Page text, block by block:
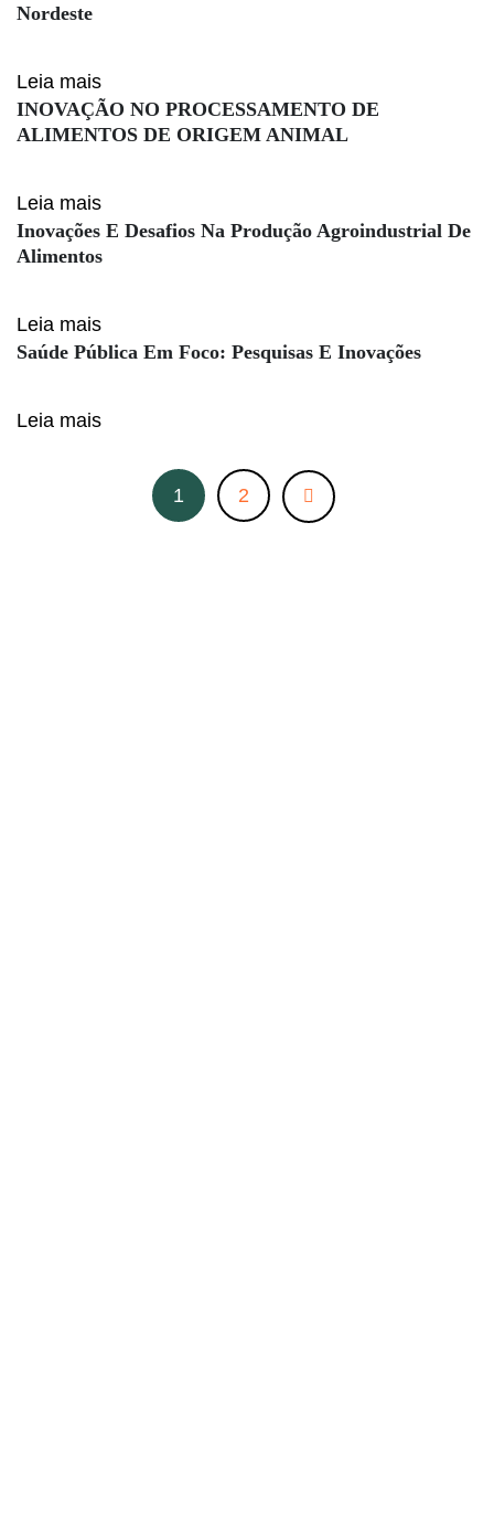
Nordeste
Leia mais
INOVAÇÃO NO PROCESSAMENTO DE
ALIMENTOS DE ORIGEM ANIMAL
Leia mais
Inovações E Desafios Na Produção Agroindustrial De
Alimentos
Leia mais
Saúde Pública Em Foco: Pesquisas E Inovações
Leia mais
1 2